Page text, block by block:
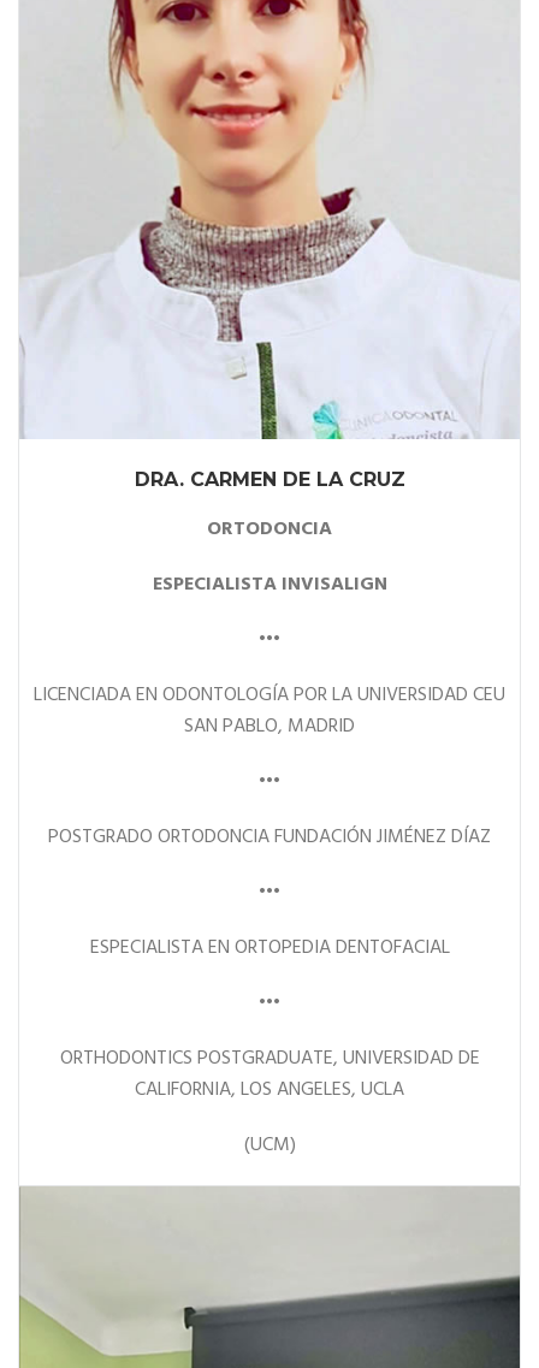
DRA. CARMEN DE LA CRUZ
ORTODONCIA
ESPECIALISTA INVISALIGN
•••
LICENCIADA EN ODONTOLOGÍA POR LA UNIVERSIDAD CEU
SAN PABLO, MADRID
•••
POSTGRADO ORTODONCIA FUNDACIÓN JIMÉNEZ DÍAZ
•••
ESPECIALISTA EN ORTOPEDIA DENTOFACIAL
•••
ORTHODONTICS POSTGRADUATE, UNIVERSIDAD DE
CALIFORNIA, LOS ANGELES, UCLA
(UCM)